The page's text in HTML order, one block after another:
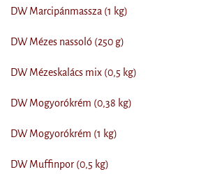
DW Marcipánmassza (1 kg)
DW Mézes nassoló (250 g)
DW Mézeskalács mix (0,5 kg)
DW Mogyorókrém (0,38 kg)
DW Mogyorókrém (1 kg)
DW Muffinpor (0,5 kg)